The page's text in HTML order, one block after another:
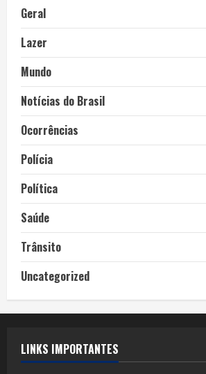
Geral
Lazer
Mundo
Notícias do Brasil
Ocorrências
Polícia
Política
Saúde
Trânsito
Uncategorized
LINKS IMPORTANTES